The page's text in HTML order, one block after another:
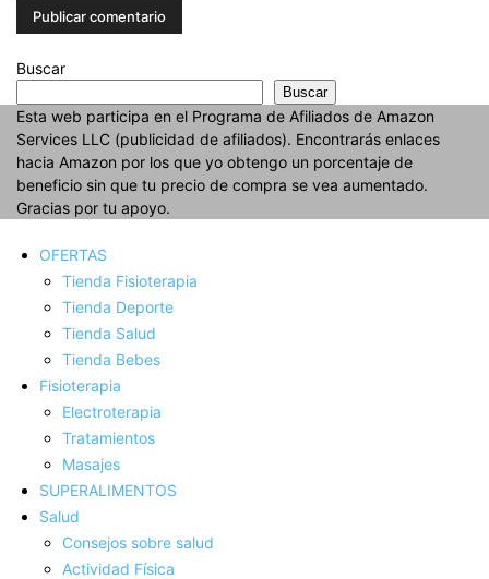
Buscar
Buscar
Esta web participa en el Programa de Afiliados de Amazon
Services LLC (publicidad de afiliados). Encontrarás enlaces
hacia Amazon por los que yo obtengo un porcentaje de
beneficio sin que tu precio de compra se vea aumentado.
Gracias por tu apoyo.
OFERTAS
Tienda Fisioterapia
Tienda Deporte
Tienda Salud
Tienda Bebes
Fisioterapia
Electroterapia
Tratamientos
Masajes
SUPERALIMENTOS
Salud
Consejos sobre salud
Actividad Fí­sica